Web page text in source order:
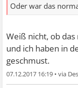
Oder war das
Weiß nicht, ob
und ich haben in
geschmust.
07.12.2017 16:19 •